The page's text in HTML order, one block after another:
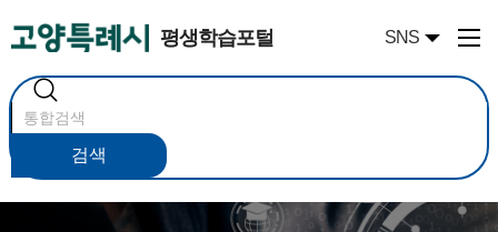
SNS
평생학습포털
통
합
검
색
검색